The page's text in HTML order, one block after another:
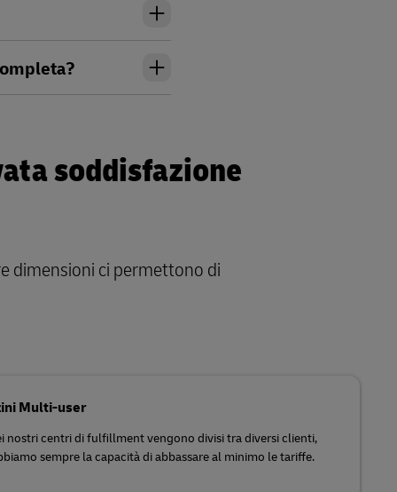
soddisfazione
dimensioni ci permettono di
Multi-user
nostri centri di fulfillment vengono divisi tra diversi clienti,
sempre la capacità di abbassare al minimo le tariffe.